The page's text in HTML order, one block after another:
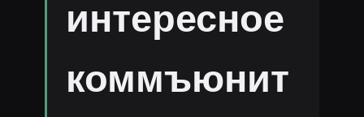
интересное
коммъюнит